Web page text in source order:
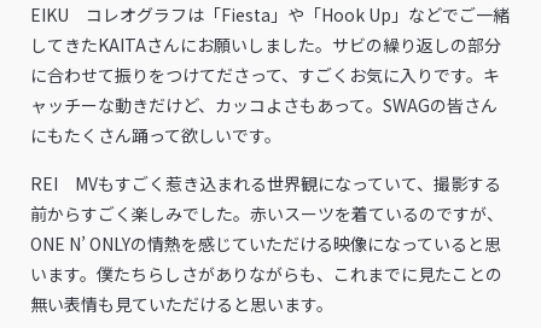
EIKU コレオグラフは「Fiesta」や「Hook Up」などでご一緒
してきたKAITAさんにお願いしました。サビの繰り返しの部分
に合わせて振りをつけてださって、すごくお気に入りです。キ
ャッチーな動きだけど、カッコよさもあって。SWAGの皆さん
にもたくさん踊って欲しいです。
REI MVもすごく惹き込まれる世界観になっていて、撮影する
前からすごく楽しみでした。赤いスーツを着ているのですが、
ONE N’ ONLYの情熱を感じていただける映像になっていると思
います。僕たちらしさがありながらも、これまでに見たことの
無い表情も見ていただけると思います。